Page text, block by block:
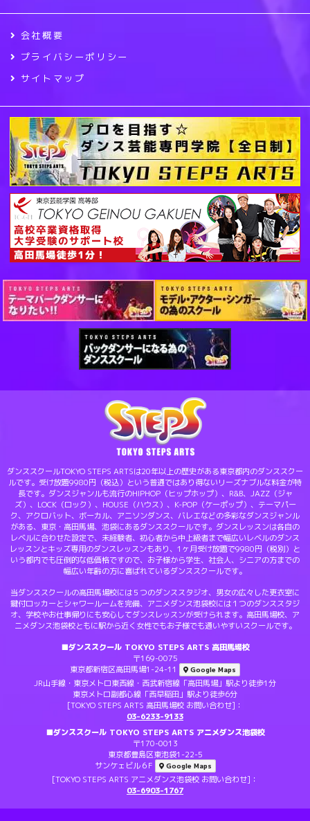
会社概要
プライバシーポリシー
サイトマップ
ダンススクールTOKYO STEPS ARTSは20年以上の歴史がある東京都内のダンススクー
ルです。受け放題9980円（税込）という普通ではあり得ないリーズナブルな料金が特
長です。ダンスジャンルも流行のHIPHOP（ヒップホップ）、R&B、JAZZ（ジャ
ズ）、LOCK（ロック）、HOUSE（ハウス）、K-POP（ケーポップ）、テーマパー
ク、アクロバット、ボーカル、アニソンダンス、バレエなどの多彩なダンスジャンル
がある、東京・高田馬場、池袋にあるダンススクールです。ダンスレッスンは各自の
レベルに合わせた設定で、未経験者、初心者から中上級者まで幅広いレベルのダンス
レッスンとキッズ専用のダンスレッスンもあり、1ヶ月受け放題で9980円（税別）と
いう都内でも圧倒的な低価格ですので、お子様から学生、社会人、シニアの方までの
幅広い年齢の方に喜ばれているダンススクールです。
当ダンススクールの高田馬場校には５つのダンススタジオ、男女の広々した更衣室に
鍵付ロッカーとシャワールームを完備、アニメダンス池袋校には１つのダンススタジ
オ、学校やお仕事帰りにも安心してダンスレッスンが受けられます。高田馬場校、ア
ニメダンス池袋校ともに駅から近く女性でもお子様でも通いやすいスクールです。
■ダンススクール TOKYO STEPS ARTS 高田馬場校
〒169-0075
東京都新宿区高田馬場1-24-11
Google Maps
JR山手線・東京メトロ東西線・西武新宿線「高田馬場」駅より徒歩1分
東京メトロ副都心線「西早稲田」駅より徒歩6分
[TOKYO STEPS ARTS 高田馬場校 お問い合わせ]：
03-6233-9133
■ダンススクール TOKYO STEPS ARTS アニメダンス池袋校
〒170-0013
東京都豊島区東池袋1-22-5
サンケェビル６F
Google Maps
[TOKYO STEPS ARTS アニメダンス池袋校 お問い合わせ]：
03-6903-1767